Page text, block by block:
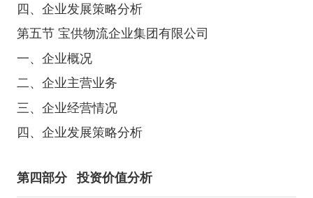
四、企业发展策略分析
第五节 宝供物流企业集团有限公司
一、企业概况
二、企业主营业务
三、企业经营情况
四、企业发展策略分析
第四部分 投资价值分析